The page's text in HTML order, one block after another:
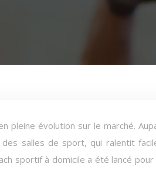
pleine évolution sur le marché.
salles de sport, qui ralentit
sportif à domicile a été lancé pour